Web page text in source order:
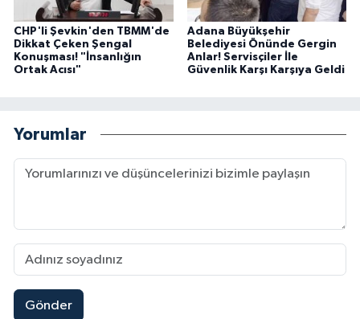
CHP'li Şevkin'den TBMM'de
Dikkat Çeken Şengal
Konuşması! "İnsanlığın
Ortak Acısı"
Adana Büyükşehir
Belediyesi Önünde Gergin
Anlar! Servisçiler İle
Güvenlik Karşı Karşıya Geldi
Yorumlar
Gönder